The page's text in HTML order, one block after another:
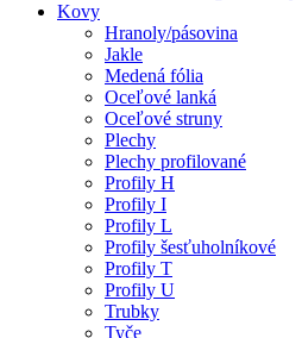
Kovy
Hranoly/pásovina
Jakle
Medená fólia
Oceľové lanká
Oceľové struny
Plechy
Plechy profilované
Profily H
Profily I
Profily L
Profily šesťuholníkové
Profily T
Profily U
Trubky
Tyče